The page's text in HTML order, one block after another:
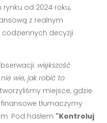
od 2024 roku,
z realnym
decyzji
większość
wie, jak robić to
miejsce, gdzie
tłumaczymy
Pod hasłem "Kontroluj